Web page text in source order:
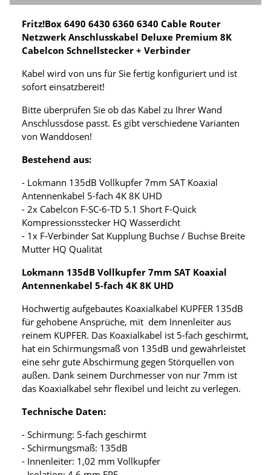
Fritz!Box 6490 6430 6360 6340 Cable Router
Netzwerk Anschlusskabel Deluxe Premium 8K
Cabelcon Schnellstecker + Verbinder
Kabel wird von uns für Sie fertig konfiguriert und ist
sofort einsatzbereit!
Bitte überprüfen Sie ob das Kabel zu Ihrer Wand
Anschlussdose passt. Es gibt verschiedene Varianten
von Wanddosen!
Bestehend aus:
- Lokmann 135dB Vollkupfer 7mm SAT Koaxial
Antennenkabel 5-fach 4K 8K UHD
- 2x Cabelcon F-SC-6-TD 5.1 Short F-Quick
Kompressionsstecker HQ Wasserdicht
- 1x F-Verbinder Sat Kupplung Buchse / Buchse Breite
Mutter HQ Qualität
Lokmann 135dB Vollkupfer 7mm SAT Koaxial
Antennenkabel 5-fach 4K 8K UHD
Hochwertig aufgebautes Koaxialkabel KUPFER 135dB
für gehobene Ansprüche, mit dem Innenleiter aus
reinem KUPFER. Das Koaxialkabel ist 5-fach geschirmt,
hat ein Schirmungsmaß von 135dB und gewährleistet
eine sehr gute Abschirmung gegen Störquellen von
außen. Dank seinem Durchmesser von nur 7mm ist
das Koaxialkabel sehr flexibel und leicht zu verlegen.
Technische Daten:
- Schirmung: 5-fach geschirmt
- Schirmungsmaß: 135dB
- Innenleiter: 1,02 mm Vollkupfer